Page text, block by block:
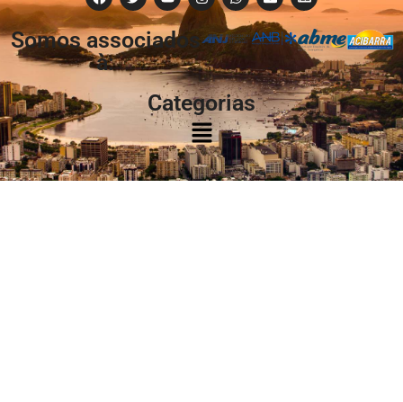
Somos associados
à:
Categorias